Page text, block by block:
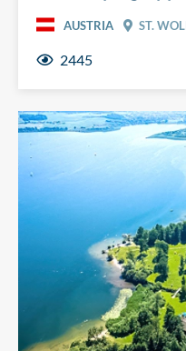
AUSTRIA ST.
2445